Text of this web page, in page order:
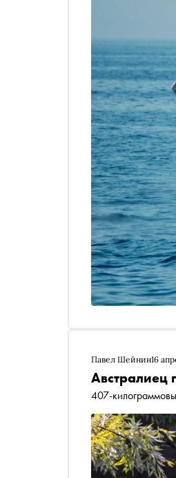
Павел Шейнин16
Австралиец
407-